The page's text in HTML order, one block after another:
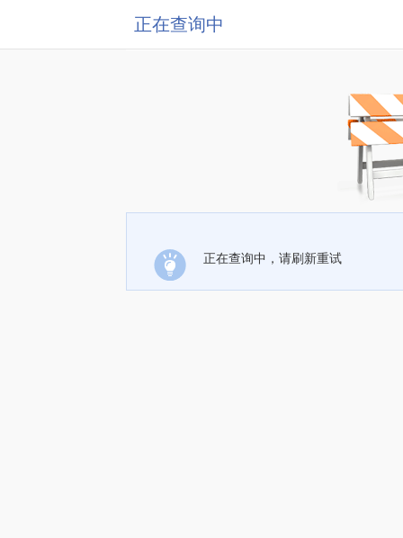
正在查询中
正在查询中，请刷新重试